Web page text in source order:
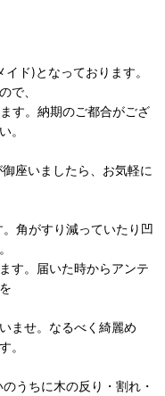
ド)となっております。
で、
す。納期のご都合がござ
。
座いましたら、お気軽に
角がすり減っていたり凹
す。届いた時からアンテ
ませ。なるべく綺麗め
。
うちに木の反り・割れ・